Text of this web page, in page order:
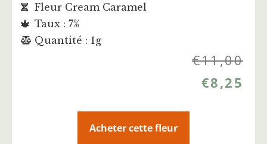
Fleur Cream Caramel
Taux : 7%
Quantité : 1g
€11,00
€8,25
Acheter cette fleur